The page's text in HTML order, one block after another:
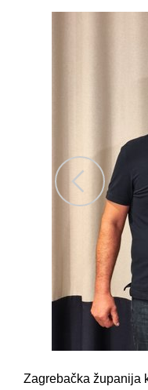
Zagrebačka županija